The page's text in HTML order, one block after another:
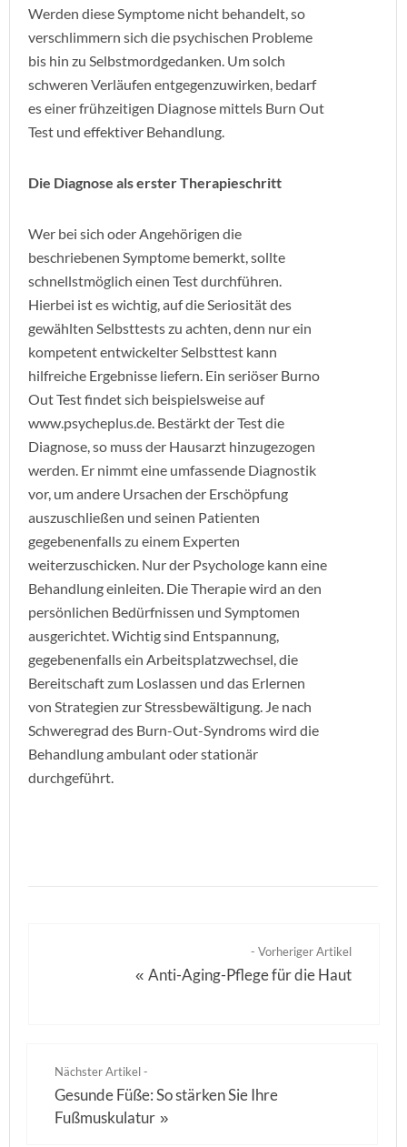
Werden diese Symptome nicht behandelt, so
verschlimmern sich die psychischen Probleme
bis hin zu Selbstmordgedanken. Um solch
schweren Verläufen entgegenzuwirken, bedarf
es einer frühzeitigen Diagnose mittels Burn Out
Test und effektiver Behandlung.
Die Diagnose als erster Therapieschritt
Wer bei sich oder Angehörigen die
beschriebenen Symptome bemerkt, sollte
schnellstmöglich einen Test durchführen.
Hierbei ist es wichtig, auf die Seriosität des
gewählten Selbsttests zu achten, denn nur ein
kompetent entwickelter Selbsttest kann
hilfreiche Ergebnisse liefern. Ein seriöser Burno
Out Test findet sich beispielsweise auf
www.psycheplus.de. Bestärkt der Test die
Diagnose, so muss der Hausarzt hinzugezogen
werden. Er nimmt eine umfassende Diagnostik
vor, um andere Ursachen der Erschöpfung
auszuschließen und seinen Patienten
gegebenenfalls zu einem Experten
weiterzuschicken. Nur der Psychologe kann eine
Behandlung einleiten. Die Therapie wird an den
persönlichen Bedürfnissen und Symptomen
ausgerichtet. Wichtig sind Entspannung,
gegebenenfalls ein Arbeitsplatzwechsel, die
Bereitschaft zum Loslassen und das Erlernen
von Strategien zur Stressbewältigung. Je nach
Schweregrad des Burn-Out-Syndroms wird die
Behandlung ambulant oder stationär
durchgeführt.
- Vorheriger Artikel
«Anti-Aging-Pflege für die Haut
Nächster Artikel -
Gesunde Füße: So stärken Sie Ihre
Fußmuskulatur »